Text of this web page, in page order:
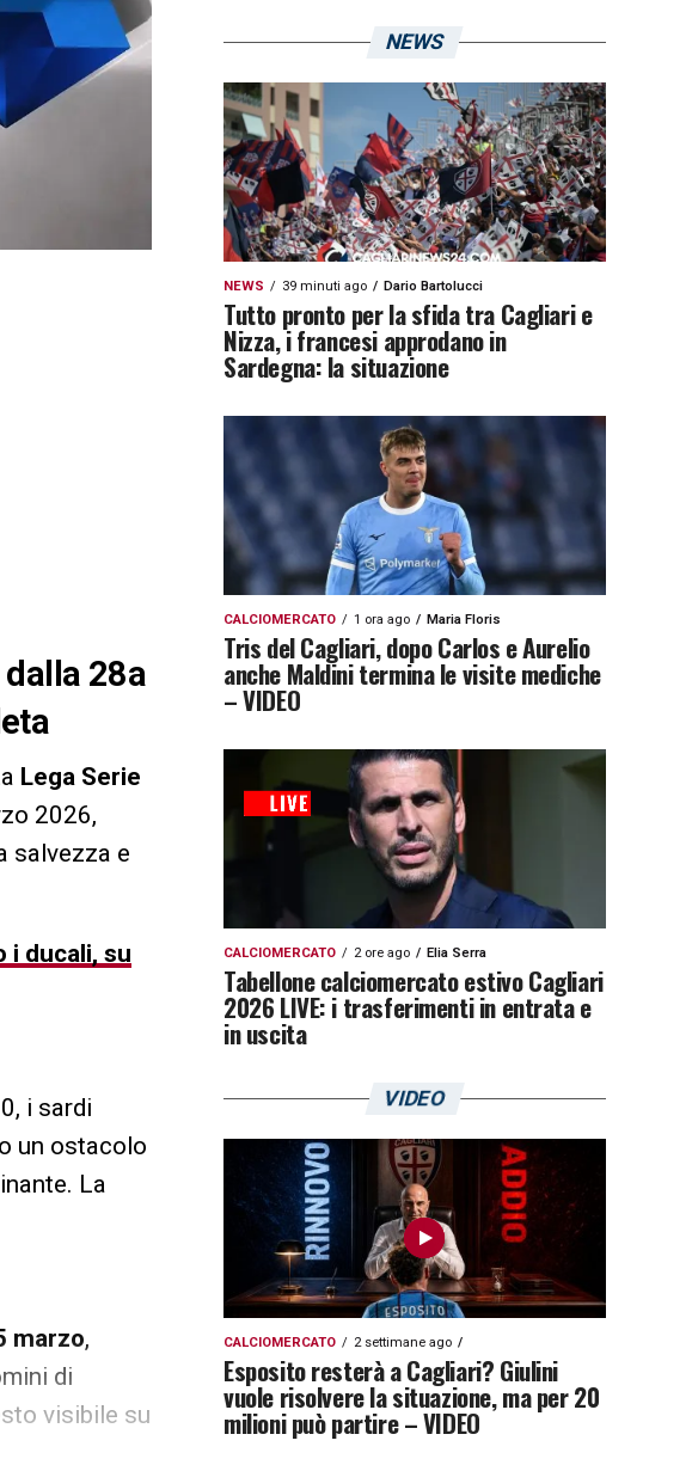
28a
Lega Serie
2026,
salvezza e
i ducali, su
i sardi
un ostacolo
La
marzo,
di
visibile su
NEWS
NEWS 39 minuti ago Dario Bartolucci
Tutto pronto per la sfida tra Cagliari e
Nizza, i francesi approdano in
Sardegna: la situazione
CALCIOMERCATO 1 ora ago Maria Floris
Tris del Cagliari, dopo Carlos e Aurelio
anche Maldini termina le visite mediche
– VIDEO
CALCIOMERCATO 2 ore ago Elia Serra
Tabellone calciomercato estivo Cagliari
2026 LIVE: i trasferimenti in entrata e
in uscita
VIDEO
CALCIOMERCATO 2 settimane ago
Esposito resterà a Cagliari? Giulini
vuole risolvere la situazione, ma per 20
milioni può partire – VIDEO